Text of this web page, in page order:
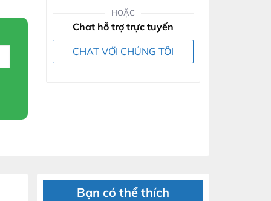
HOẶC
Chat hỗ trợ trực tuyến
CHAT VỚI CHÚNG TÔI
Bạn có thể thích